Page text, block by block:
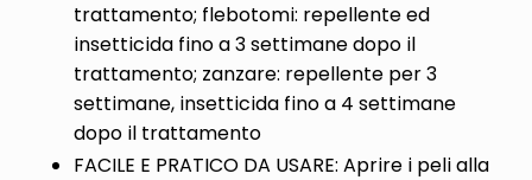
trattamento; flebotomi: repellente ed
insetticida fino a 3 settimane dopo il
trattamento; zanzare: repellente per 3
settimane, insetticida fino a 4 settimane
dopo il trattamento
FACILE E PRATICO DA USARE: Aprire i peli alla